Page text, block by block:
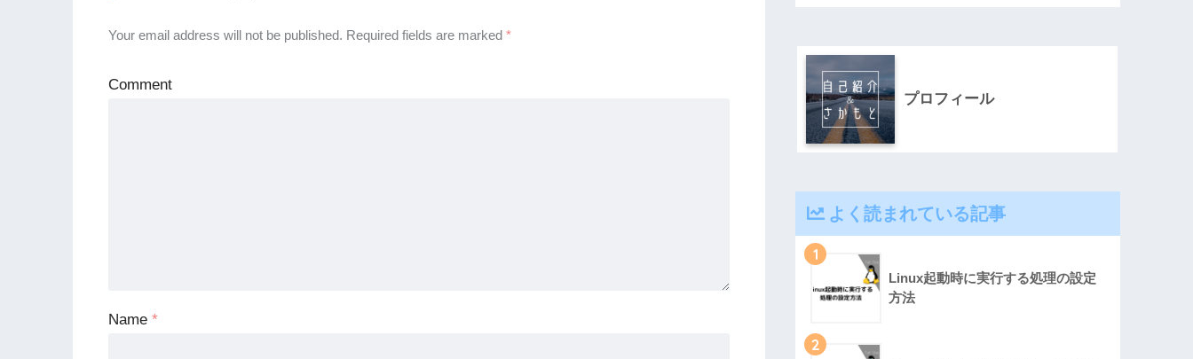
Your email address will not be published. Required fields are marked *
Comment
Name *
プロフィール
よく読まれている記事
1
Linux起動時に実行する処理の設定
方法
2